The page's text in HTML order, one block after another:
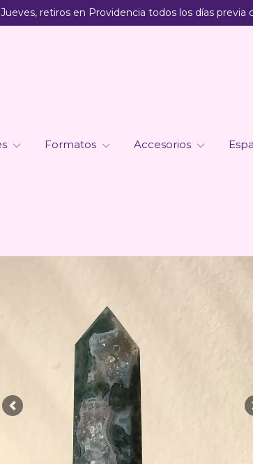
retiros en Providencia todos los días previa
Formatos Accesorios
Previous